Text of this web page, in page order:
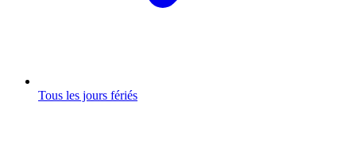
Tous les jours fériés